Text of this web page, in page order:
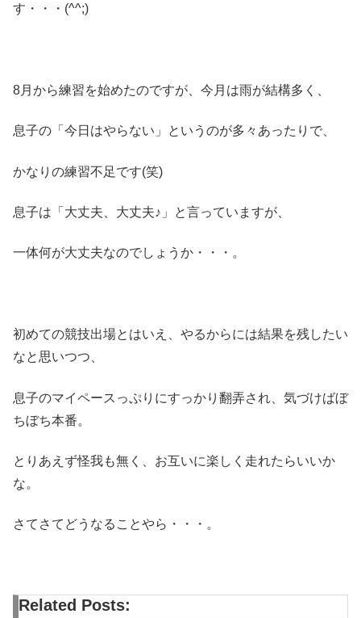
す・・・(^^;)
8月から練習を始めたのですが、今月は雨が結構多く、
息子の「今日はやらない」というのが多々あったりで、
かなりの練習不足です(笑)
息子は「大丈夫、大丈夫♪」と言っていますが、
一体何が大丈夫なのでしょうか・・・。
初めての競技出場とはいえ、やるからには結果を残したい
なと思いつつ、
息子のマイペースっぷりにすっかり翻弄され、気づけばぼ
ちぼち本番。
とりあえず怪我も無く、お互いに楽しく走れたらいいか
な。
さてさてどうなることやら・・・。
Related Posts: